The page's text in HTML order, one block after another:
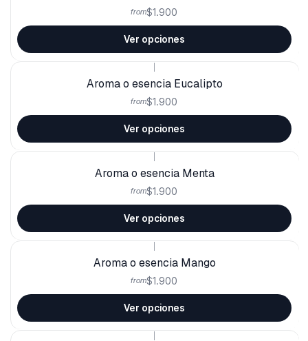
from$1.900
Ver opciones
Aroma o esencia Eucalipto
from$1.900
Ver opciones
Aroma o esencia Menta
from$1.900
Ver opciones
Aroma o esencia Mango
from$1.900
Ver opciones